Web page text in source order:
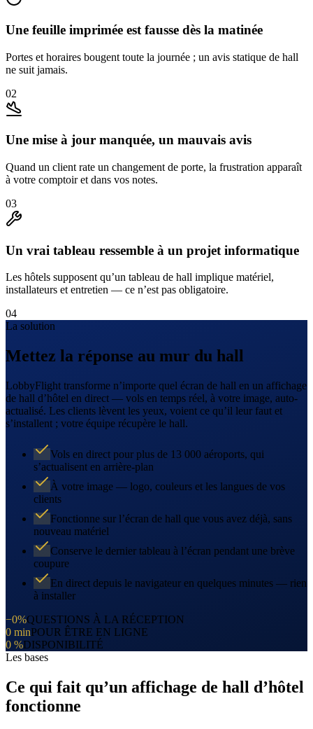
Une feuille imprimée est fausse dès la matinée
Portes et horaires bougent toute la journée ; un avis statique de hall
ne suit jamais.
02
Une mise à jour manquée, un mauvais avis
Quand un client rate un changement de porte, la frustration apparaît
à votre comptoir et dans vos notes.
03
Un vrai tableau ressemble à un projet informatique
Les hôtels supposent qu’un tableau de hall implique matériel,
installateurs et entretien — ce n’est pas obligatoire.
04
La solution
Mettez la réponse au mur du hall
LobbyFlight transforme n’importe quel écran de hall en un affichage
de hall d’hôtel en direct — vols en temps réel, à votre image, auto-
actualisé. Les clients lèvent les yeux, voient ce qu’il leur faut et
s’installent ; votre équipe récupère le hall.
Vols en direct pour plus de 13 000 aéroports, qui
s’actualisent en arrière-plan
À votre image — logo, couleurs et les langues de vos
clients
Fonctionne sur l’écran de hall que vous avez déjà, sans
nouveau matériel
Conserve le dernier tableau à l’écran pendant une brève
coupure
En direct depuis le navigateur en quelques minutes — rien
à installer
−0%QUESTIONS À LA RÉCEPTION
0 minPOUR ÊTRE EN LIGNE
0 %DISPONIBILITÉ
Les bases
Ce qui fait qu’un affichage de hall d’hôtel
fonctionne